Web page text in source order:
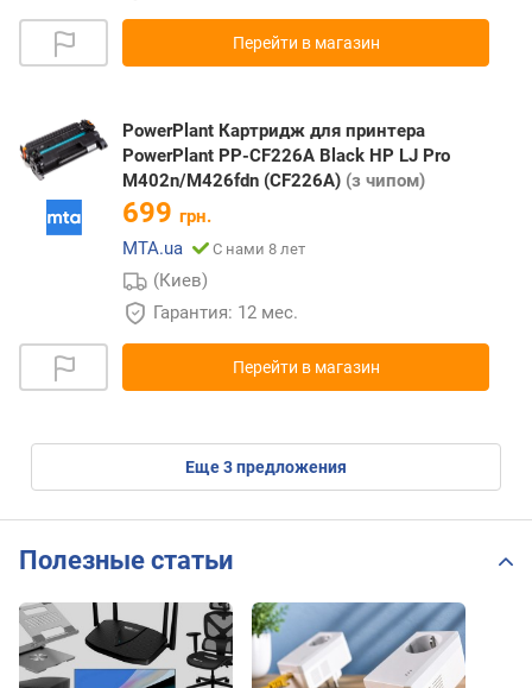
Перейти в магазин
PowerPlant Картридж для принтера
PowerPlant PP-CF226A Black HP LJ Pro
M402n/M426fdn (CF226A) (з чипом)
699 грн.
MTA.ua
С нами 8 лет
(Киев)
Гарантия: 12 мес.
Перейти в магазин
eще3предложения
Полезные статьи